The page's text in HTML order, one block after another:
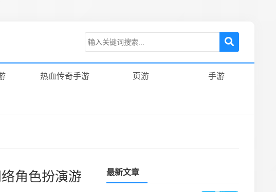
热血传奇手游 页游 手游
角色扮演游
最新文章